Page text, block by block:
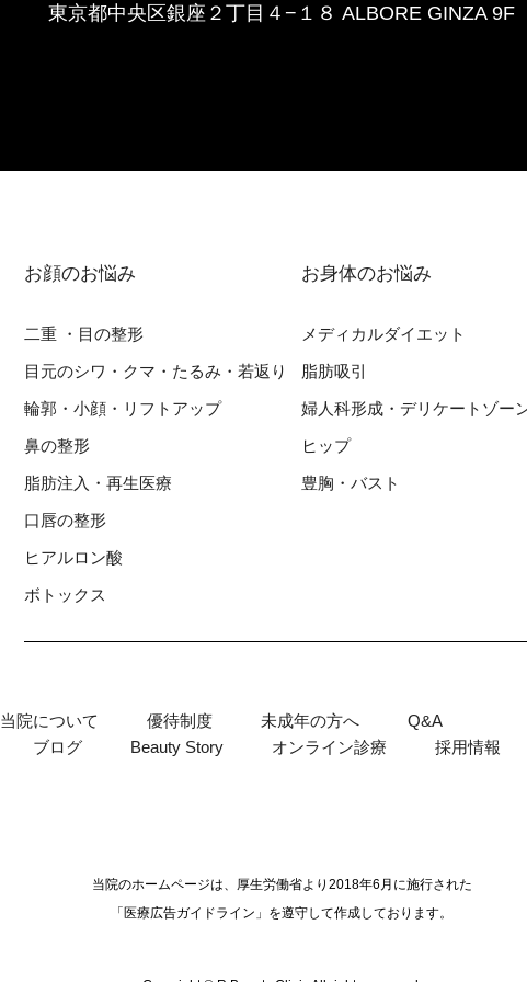
東京都中央区銀座２丁⽬４−１８ ALBORE GINZA 9F
お顔のお悩み
⼆重 ・⽬の整形
⽬元のシワ・クマ・たるみ・若返り
輪郭・⼩顔・リフトアップ
⿐の整形
脂肪注入・再生医療
⼝唇の整形
ヒアルロン酸
ボトックス
お⾝体のお悩み
メディカルダイエット
脂肪吸引
婦⼈科形成・デリケートゾー
ヒップ
豊胸・バスト
当院について 優待制度 未成年の方へ
Q&A
ブログ Beauty Story オンライン診療 採用情報
当院のホームページは、厚生労働省より2018年6月に施行された
「医療広告ガイドライン」を遵守して作成しております。